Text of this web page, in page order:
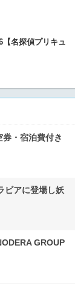
【名探偵プリキュ
・宿泊費付き
ビアに登場し妖
GROUP